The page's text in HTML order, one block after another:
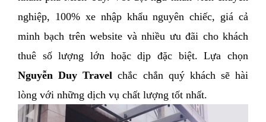
nghiệp, 100% xe nhập khẩu nguyên chiếc, giá cả
minh bạch trên website và nhiều ưu đãi cho khách
Nguyễn Duy Travel chắc chắn quý khách sẽ hài
lòng với những dịch vụ chất lượng tốt nhất.